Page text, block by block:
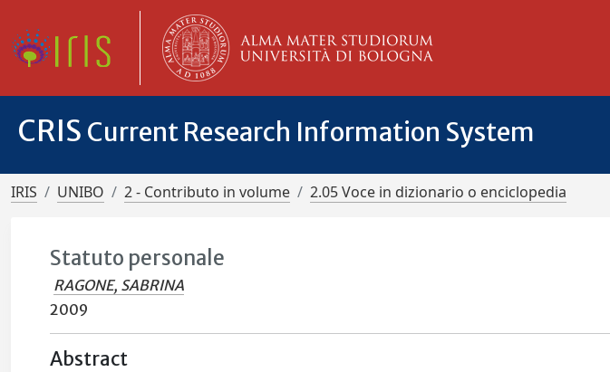
CRIS Current Research Information System
IRIS UNIBO 2 - Contributo in volume 2.05 Voce in dizionario o enciclopedia
Statuto personale
RAGONE, SABRINA
2009
Abstract